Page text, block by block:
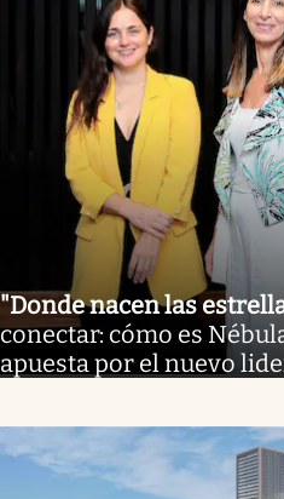
"Donde nacen las
conectar: cómo es
apuesta por el nuevo